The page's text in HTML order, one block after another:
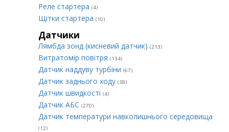
Реле стартера (4)
Щітки стартера (10)
Датчики
Лямбда зонд (кисневий датчик) (213)
Витратомір повітря (134)
Датчик наддуву турбіни (67)
Датчик заднього ходу (38)
Датчик швидкості (4)
Датчик АБС (270)
Датчик температури навколишнього середовища
(12)